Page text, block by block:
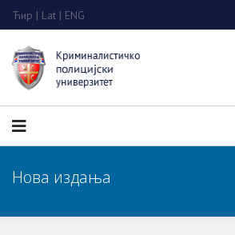
Ћир | Lat | ENG
Нова издања